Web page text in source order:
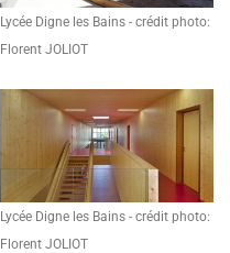
Lycée Digne les Bains - crédit photo:
Florent JOLIOT
Lycée Digne les Bains - crédit photo:
Florent JOLIOT